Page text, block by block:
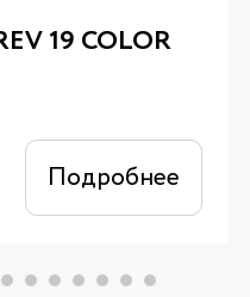
19 COLOR
Подробнее